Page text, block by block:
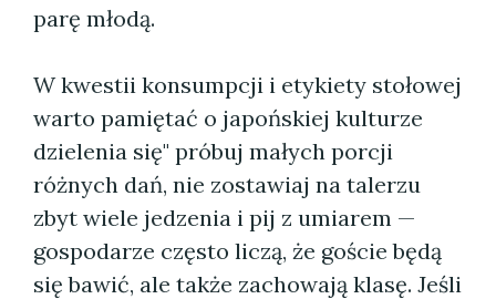
parę młodą.
W kwestii konsumpcji i etykiety stołowej
warto pamiętać o japońskiej kulturze
dzielenia się" próbuj małych porcji
różnych dań, nie zostawiaj na talerzu
zbyt wiele jedzenia i pij z umiarem —
gospodarze często liczą, że goście będą
się bawić, ale także zachowają klasę. Jeśli